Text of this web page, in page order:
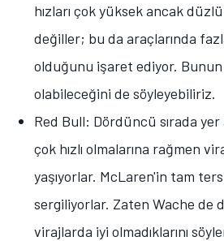
hızları çok yüksek ancak
değiller; bu da araçlarında
olduğunu işaret ediyor.
olabileceğini de söyleyebiliriz.
Red Bull: Dördüncü sırada
çok hızlı olmalarına rağmen
yaşıyorlar. McLaren'in tam
sergiliyorlar. Zaten Wache de
virajlarda iyi olmadıklarını